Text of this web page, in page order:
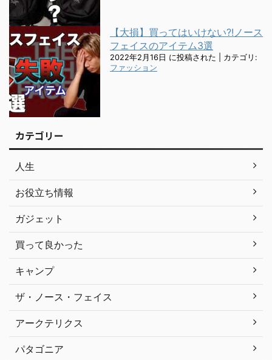
【大損】買ってはいけない?!ノース
フェイスのアイテム3選
2022年2月16日 に投稿された
カテゴリ:
ファッション
カテゴリー
人生
お役立ち情報
ガジェット
買って良かった
キャンプ
ザ・ノース・フェイス
アークテリクス
パタゴニア